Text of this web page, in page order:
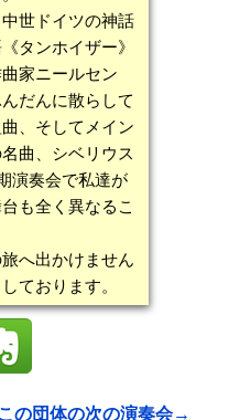
世ドイツの神話
タンホイザー》
家ニールセン
だんに散らして
、そしてメイン
曲、シベリウス
演奏会で私達が
も全く異なるこ
へ出かけません
ております。
の団体の次の演奏会→